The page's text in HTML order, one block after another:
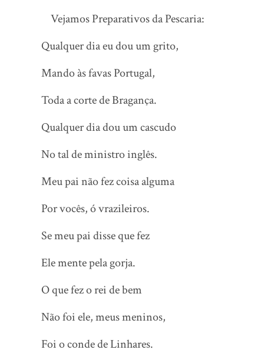
Vejamos Preparativos da Pescaria:
Qualquer dia eu dou um grito,
Mando às favas Portugal,
Toda a corte de Bragança.
Qualquer dia dou um cascudo
No tal de ministro inglês.
Meu pai não fez coisa alguma
Por vocês, ó vrazileiros.
Se meu pai disse que fez
Ele mente pela gorja.
O que fez o rei de bem
Não foi ele, meus meninos,
Foi o conde de Linhares.